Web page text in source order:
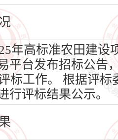
年高标准农田建设
平台发布招标公告
标工作。 根据评
行评标结果公示。